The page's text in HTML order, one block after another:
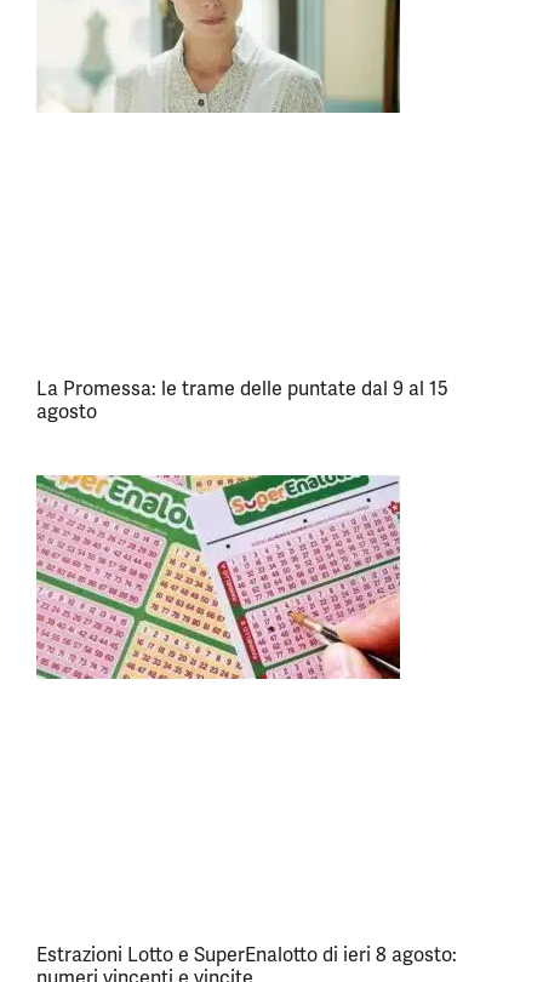
La Promessa: le trame delle puntate dal 9 al 15
agosto
Estrazioni Lotto e SuperEnalotto di ieri 8 agosto: